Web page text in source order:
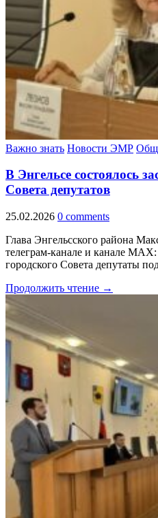
Важно знать Новости ЭМР
В Энгельсе состоялось
Совета депутатов
25.02.2026 0 comments
Глава Энгельсского района
телеграм-канале и канале МАХ:
городского Совета депутаты
Продолжить чтение →